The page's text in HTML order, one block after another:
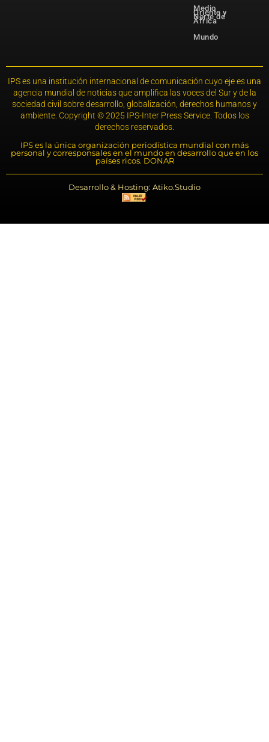
Medio
Oriente y
Norte de
África
Mundo
IPS es una institución internacional de comunicación cuyo eje es una
agencia mundial de noticias que amplifica las voces del Sur y de la
sociedad civil sobre desarrollo, globalización, derechos humanos y
ambiente. Copyright © 2025 IPS-Inter Press Service. Todos los
derechos reservados.
IPS es la única organización periodística mundial con más
personal y corresponsales en el mundo en desarrollo que en los
países ricos. DONAR
Desarrollo & Hosting: Atiko.Studio